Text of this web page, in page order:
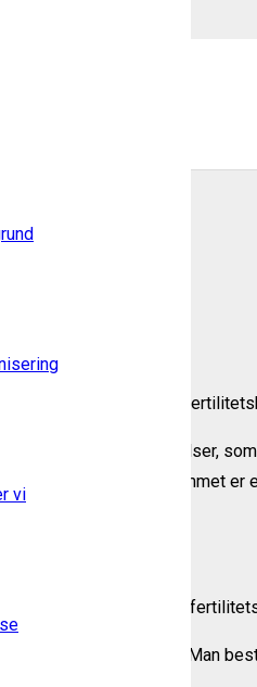
vi
venter på at skulle i
– og af tanker og følelser,
sig. Samtalerummet
forskellighed, og hvor
være til stede og lytte. Man